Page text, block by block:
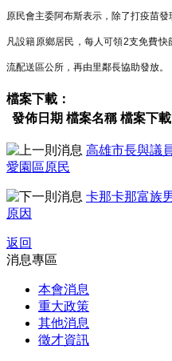
原民會主委阿布斯表示，除了打疫苗
凡設籍原鄉居民，每人可領2支免費
流配送區公所，再由里鄰長協助發放。
檔案下載：
發佈日期 檔案名稱 檔案下載
高雄市長與議
愛園區原民
卡那卡那富族
原因
返回
消息專區
本會消息
重大政策
其他消息
徵才資訊